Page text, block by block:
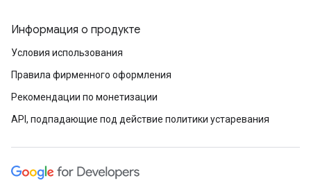
Информация о продукте
Условия использования
Правила фирменного оформления
Рекомендации по монетизации
API, подпадающие под действие политики устаревания